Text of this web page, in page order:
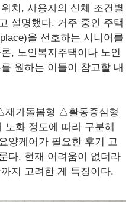
치, 사용자의 신체 조건별
설명했다. 거주 중인 주택
을 선호하는 시니어를
, 노인복지주택이나 노인
원하는 이들이 참고할 내
가돌봄형 △활동중심형
화 정도에 따라 구분해
양케어가 필요한 후기 고
다. 현재 어려움이 없더라
지 고려한 게 특징이다.